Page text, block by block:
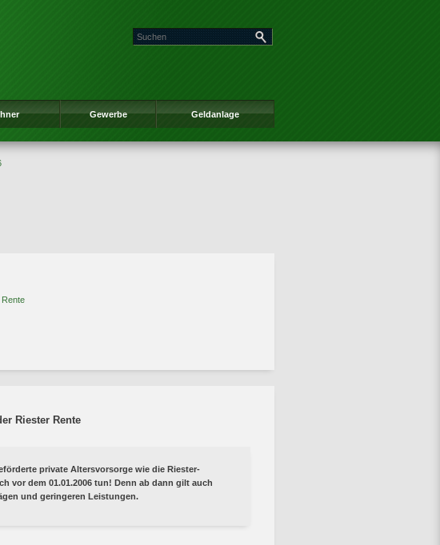
Gewerbe Geldanlage
Riester Rente
private Altersvorsorge wie die Riester-
vor dem 01.01.2006 tun! Denn ab dann gilt auch
und geringeren Leistungen.